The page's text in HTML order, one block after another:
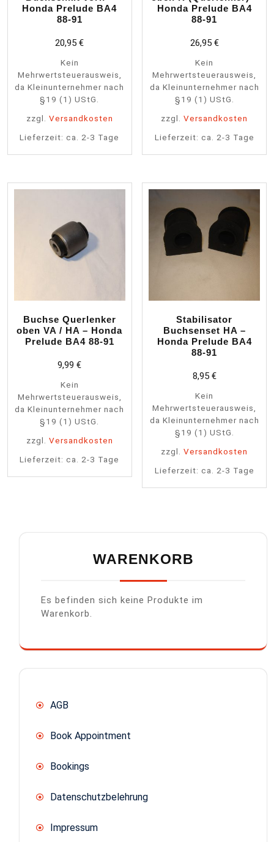
Honda Prelude BA4
88-91
20,95€
Kein
Mehrwertsteuerausweis,
da Kleinunternehmer nach
§19 (1) UStG.
zzgl. Versandkosten
Lieferzeit:ca. 2-3 Tage
Honda Prelude BA4
88-91
26,95 €
Kein
Mehrwertsteuerausweis,
da Kleinunternehmer nach
§19 (1) UStG.
zzgl.Versandkosten
Lieferzeit: ca. 2-3 Tage
Buchse Querlenker
oben VA / HA – Honda
Prelude BA4 88-91
9,99€
Kein
Mehrwertsteuerausweis,
da Kleinunternehmer nach
§19 (1) UStG.
zzgl. Versandkosten
Lieferzeit:ca. 2-3 Tage
Stabilisator
Buchsenset HA –
Honda Prelude BA4
88-91
8,95 €
Kein
Mehrwertsteuerausweis,
da Kleinunternehmer nach
§19 (1) UStG.
zzgl.Versandkosten
Lieferzeit: ca. 2-3 Tage
WARENKORB
Es befinden sich keine Produkte im
Warenkorb.
AGB
Book Appointment
Bookings
Datenschutzbelehrung
Impressum